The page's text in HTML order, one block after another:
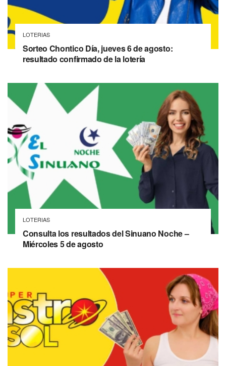
LOTERIAS
Sorteo Chontico Día, jueves 6 de agosto:
resultado confirmado de la lotería
LOTERIAS
Consulta los resultados del Sinuano Noche –
Miércoles 5 de agosto